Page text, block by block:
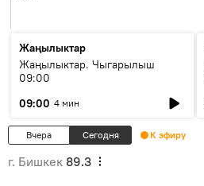
Жаңылыктар
Жаңылыктар. Чыгарылыш
09:00
09:00 4 мин
Вчера Сегодня К эфиру
г. Бишкек 89.3